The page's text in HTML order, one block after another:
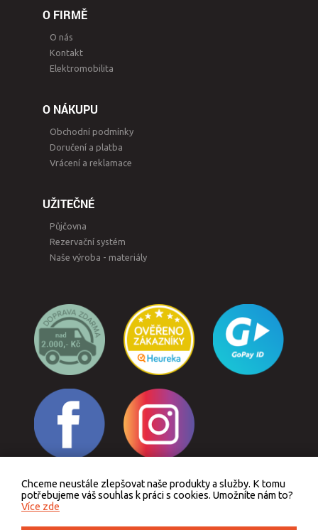
O FIRMĚ
O nás
Kontakt
Elektromobilita
O NÁKUPU
Obchodní podmínky
Doručení a platba
Vrácení a reklamace
UŽITEČNÉ
Půjčovna
Rezervační systém
Naše výroba - materiály
Odstoupit od smlouvy
Chceme neustále zlepšovat naše produkty a služby. K tomu
potřebujeme váš souhlas k práci s cookies. Umožníte nám to?
Více zde